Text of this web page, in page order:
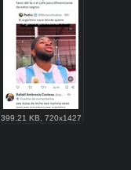
399.21 KB
720x1427